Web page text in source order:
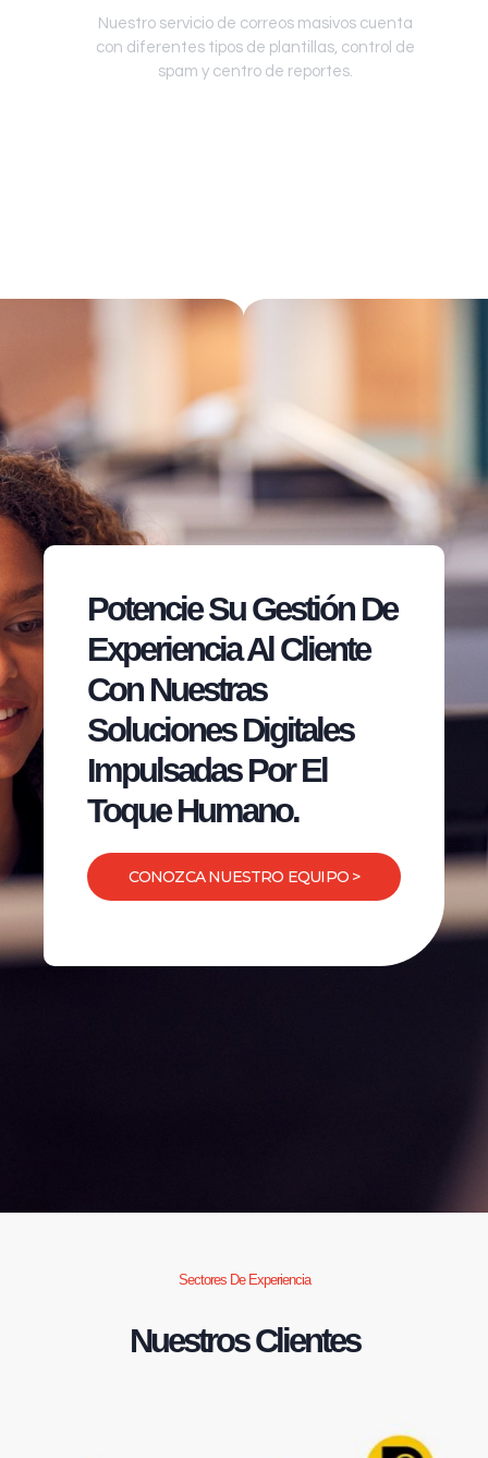
Nuestro servicio de correos masivos cuenta
con diferentes tipos de plantillas, control de
spam y centro de reportes.
Potencie Su Gestión De
Experiencia Al Cliente
Con Nuestras
Soluciones Digitales
Impulsadas Por El
Toque Humano.
CONOZCA NUESTRO EQUIPO >
Sectores De Experiencia
Nuestros Clientes